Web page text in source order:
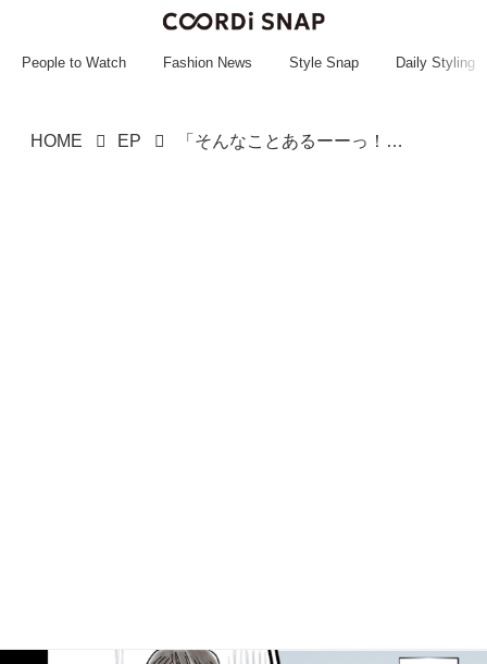
~~~~~~~~~~~
People to Watch Fashion News Style Snap Daily Styling
HOME EP 「そんなことあるーーっ！？」【真面目な同僚の遅刻理由】に驚愕！【田舎あるある？】